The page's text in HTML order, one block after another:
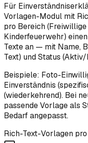
Für
Vorlagen-Modul mit
pro Bereich
Kinderfeuerwehr)
Texte an — mit Name,
Text) und Status
Beispiele: Foto-
Einverständnis
(wiederkehrend). Bei
passende Vorlage als
Bedarf angepasst.
Rich-Text-Vorlagen